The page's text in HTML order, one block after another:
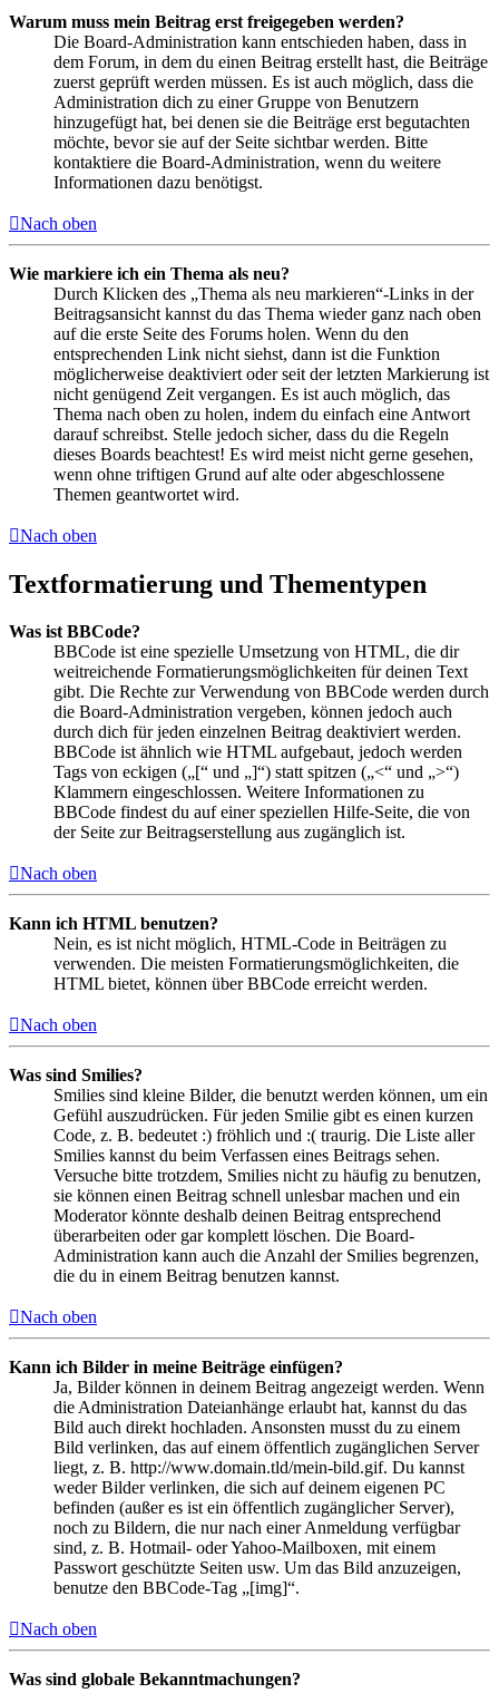
Warum muss mein Beitrag erst freigegeben werden?
Die Board-Administration kann entschieden haben, dass in
dem Forum, in dem du einen Beitrag erstellt hast, die Beiträge
zuerst geprüft werden müssen. Es ist auch möglich, dass die
Administration dich zu einer Gruppe von Benutzern
hinzugefügt hat, bei denen sie die Beiträge erst begutachten
möchte, bevor sie auf der Seite sichtbar werden. Bitte
kontaktiere die Board-Administration, wenn du weitere
Informationen dazu benötigst.
Nach oben
Wie markiere ich ein Thema als neu?
Durch Klicken des „Thema als neu markieren“-Links in der
Beitragsansicht kannst du das Thema wieder ganz nach oben
auf die erste Seite des Forums holen. Wenn du den
entsprechenden Link nicht siehst, dann ist die Funktion
möglicherweise deaktiviert oder seit der letzten Markierung ist
nicht genügend Zeit vergangen. Es ist auch möglich, das
Thema nach oben zu holen, indem du einfach eine Antwort
darauf schreibst. Stelle jedoch sicher, dass du die Regeln
dieses Boards beachtest! Es wird meist nicht gerne gesehen,
wenn ohne triftigen Grund auf alte oder abgeschlossene
Themen geantwortet wird.
Nach oben
Textformatierung und Thementypen
Was ist BBCode?
BBCode ist eine spezielle Umsetzung von HTML, die dir
weitreichende Formatierungsmöglichkeiten für deinen Text
gibt. Die Rechte zur Verwendung von BBCode werden durch
die Board-Administration vergeben, können jedoch auch
durch dich für jeden einzelnen Beitrag deaktiviert werden.
BBCode ist ähnlich wie HTML aufgebaut, jedoch werden
Tags von eckigen („[“ und „]“) statt spitzen („<“ und „>“)
Klammern eingeschlossen. Weitere Informationen zu
BBCode findest du auf einer speziellen Hilfe-Seite, die von
der Seite zur Beitragserstellung aus zugänglich ist.
Nach oben
Kann ich HTML benutzen?
Nein, es ist nicht möglich, HTML-Code in Beiträgen zu
verwenden. Die meisten Formatierungsmöglichkeiten, die
HTML bietet, können über BBCode erreicht werden.
Nach oben
Was sind Smilies?
Smilies sind kleine Bilder, die benutzt werden können, um ein
Gefühl auszudrücken. Für jeden Smilie gibt es einen kurzen
Code, z. B. bedeutet :) fröhlich und :( traurig. Die Liste aller
Smilies kannst du beim Verfassen eines Beitrags sehen.
Versuche bitte trotzdem, Smilies nicht zu häufig zu benutzen,
sie können einen Beitrag schnell unlesbar machen und ein
Moderator könnte deshalb deinen Beitrag entsprechend
überarbeiten oder gar komplett löschen. Die Board-
Administration kann auch die Anzahl der Smilies begrenzen,
die du in einem Beitrag benutzen kannst.
Nach oben
Kann ich Bilder in meine Beiträge einfügen?
Ja, Bilder können in deinem Beitrag angezeigt werden. Wenn
die Administration Dateianhänge erlaubt hat, kannst du das
Bild auch direkt hochladen. Ansonsten musst du zu einem
Bild verlinken, das auf einem öffentlich zugänglichen Server
liegt, z. B. http://www.domain.tld/mein-bild.gif. Du kannst
weder Bilder verlinken, die sich auf deinem eigenen PC
befinden (außer es ist ein öffentlich zugänglicher Server),
noch zu Bildern, die nur nach einer Anmeldung verfügbar
sind, z. B. Hotmail- oder Yahoo-Mailboxen, mit einem
Passwort geschützte Seiten usw. Um das Bild anzuzeigen,
benutze den BBCode-Tag „[img]“.
Nach oben
Was sind globale Bekanntmachungen?